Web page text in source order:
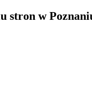
stron w